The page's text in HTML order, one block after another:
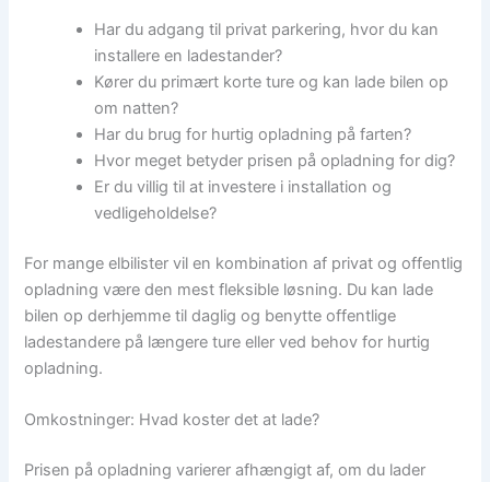
Har du adgang til privat parkering, hvor du kan
installere en ladestander?
Kører du primært korte ture og kan lade bilen op
om natten?
Har du brug for hurtig opladning på farten?
Hvor meget betyder prisen på opladning for dig?
Er du villig til at investere i installation og
vedligeholdelse?
For mange elbilister vil en kombination af privat og offentlig
opladning være den mest fleksible løsning. Du kan lade
bilen op derhjemme til daglig og benytte offentlige
ladestandere på længere ture eller ved behov for hurtig
opladning.
Omkostninger: Hvad koster det at lade?
Prisen på opladning varierer afhængigt af, om du lader